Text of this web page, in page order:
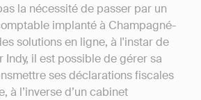
la nécessité de passer par un
implanté à Champagné-
solutions en ligne, à l'instar de
il est possible de gérer sa
ses déclarations fiscales
à l’inverse d’un cabinet